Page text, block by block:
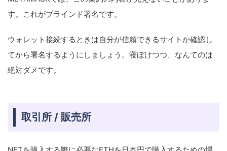
す。これがブラインド署名です。
ウォレット接続するときは自分が信頼できるサイトか確認し
てから署名するようにしましょう。寝ぼけつつ、なんてのは
絶対ダメです。
取引所 / 販売所